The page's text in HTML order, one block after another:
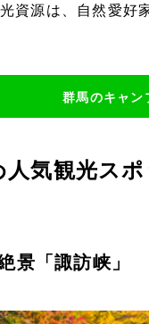
資源は、自然愛
群馬のキャン
人気観光
景「諏訪峡」